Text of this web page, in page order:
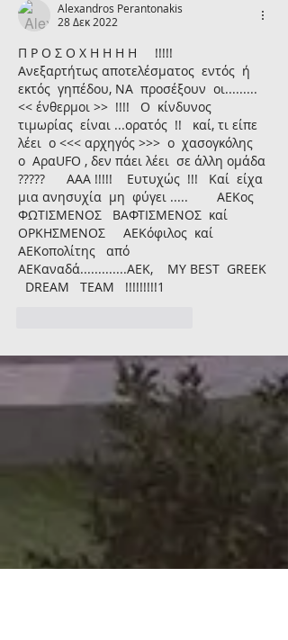
Alexandros Perantonakis
28 Δεκ 2022
Π Ρ Ο Σ Ο Χ Η Η Η Η     !!!!!
Ανεξαρτήτως αποτελέσματος  εντός  ή
εκτός  γηπέδου, ΝΑ  προσέξουν  οι.........
<< ένθερμοι >>  !!!!   Ο  κίνδυνος
τιμωρίας  είναι ...ορατός  !!   καί, τι είπε
λέει  ο <<< αρχηγός >>>  ο  χασογκόλης
ο  ΑραUFO , δεν πάει λέει  σε άλλη ομάδα
?????      ΑΑΑ !!!!!    Ευτυχώς  !!!   Καί  είχα
μια ανησυχία  μη  φύγει .....        ΑΕΚος
ΦΩΤΙΣΜΕΝΟΣ   ΒΑΦΤΙΣΜΕΝΟΣ  καί
ΟΡΚΗΣΜΕΝΟΣ     ΑΕΚόφιλος  καί
ΑΕΚοπολίτης   από
ΑΕΚαναδά.............ΑΕΚ,    MY BEST  GREEK
  DREAM   TEAM   !!!!!!!!!1